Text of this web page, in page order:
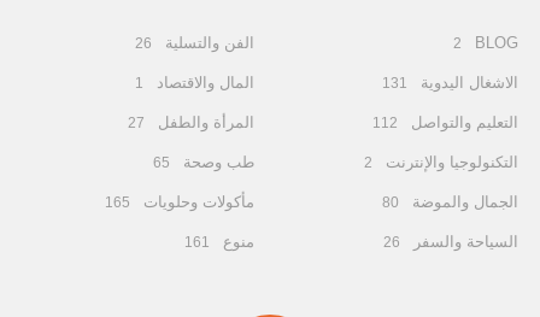
BLOG
2
الاشغال اليدوية 131
التعليم والتواصل 112
التكنولوجيا والإنترنت 2
الجمال والموضة 80
السياحة والسفر 26
الفن والتسلية 26
المال والاقتصاد 1
المرأة والطفل 27
طب وصحة 65
مأكولات وحلويات 165
منوع 161